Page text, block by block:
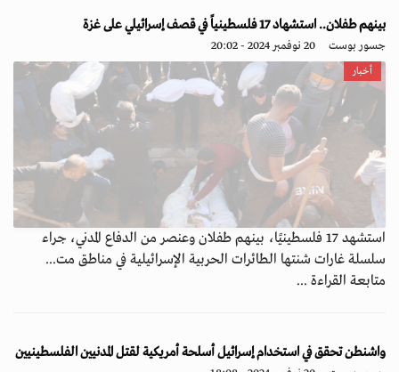
بينهم طفلان.. استشهاد 17 فلسطينياً في قصف إسرائيلي على غزة
جسور بوست 20 نوفمبر 2024 - 20:02
أخبار
استشهد 17 فلسطينيًا، بينهم طفلان وعنصر من الدفاع المدني، جراء
سلسلة غارات شنتها الطائرات الحربية الإسرائيلية في مناطق مت...
متابعة القراءة ...
واشنطن تحقق في استخدام إسرائيل أسلحة أمريكية لقتل المدنيين الفلسطينيين